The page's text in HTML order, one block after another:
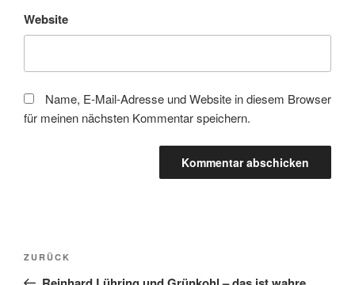
Website
Name, E-Mail-Adresse und Website in diesem Browser
für meinen nächsten Kommentar speichern.
Beitragsnavigation
Vorheriger
Beitrag
ZURÜCK